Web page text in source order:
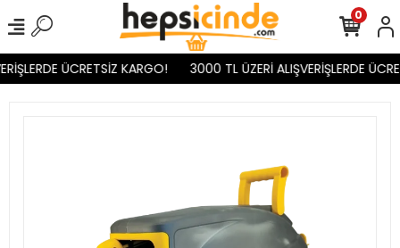
ÜCRETSİZ KARGO! 3000 TL ÜZERİ ALIŞVERİŞLERDE
0